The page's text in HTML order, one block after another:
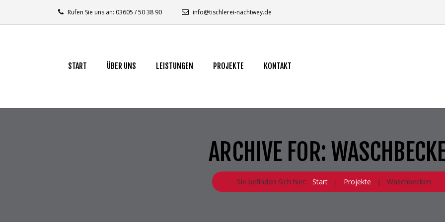
Rufen Sie uns an: 03605 / 50 38 90 info@tischlerei-nachtwey.de
START ÜBER UNS LEISTUNGEN PROJEKTE KONTAKT
ARCHIVE FOR:
Sie befinden Sich hier: Start | Projekte | Waschbecken